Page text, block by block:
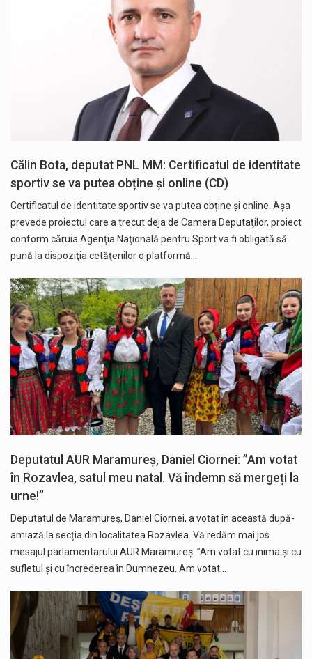
Călin Bota, deputat PNL MM: Certificatul de identitate
sportiv se va putea obține și online (CD)
Certificatul de identitate sportiv se va putea obține și online. Așa
prevede proiectul care a trecut deja de Camera Deputaţilor, proiect
conform căruia Agenţia Naţională pentru Sport va fi obligată să
pună la dispoziţia cetăţenilor o platformă…
Deputatul AUR Maramureș, Daniel Ciornei: ”Am votat
în Rozavlea, satul meu natal. Vă îndemn să mergeți la
urne!”
Deputatul de Maramureș, Daniel Ciornei, a votat în această după-
amiază la secția din localitatea Rozavlea. Vă redăm mai jos
mesajul parlamentarului AUR Maramureș. ”Am votat cu inima și cu
sufletul și cu încrederea în Dumnezeu. Am votat…